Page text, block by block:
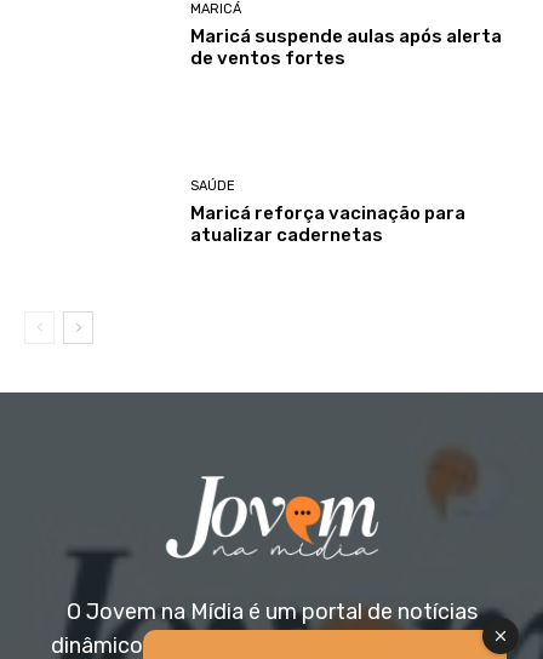
MARICÁ
Maricá suspende aulas após alerta
de ventos fortes
SAÚDE
Maricá reforça vacinação para
atualizar cadernetas
O Jovem na Mídia é um portal de notícias
dinâmico e acessível, voltado para o público